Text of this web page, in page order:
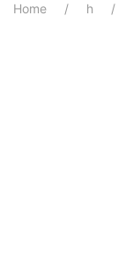
Home h